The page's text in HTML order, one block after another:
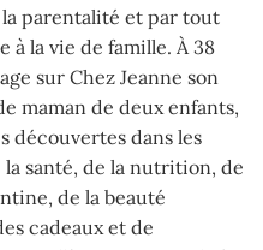
parentalité et par tout
à la vie de famille. À 38
sur Chez Jeanne son
maman de deux enfants,
découvertes dans les
la santé, de la nutrition, de
de la beauté
cadeaux et de